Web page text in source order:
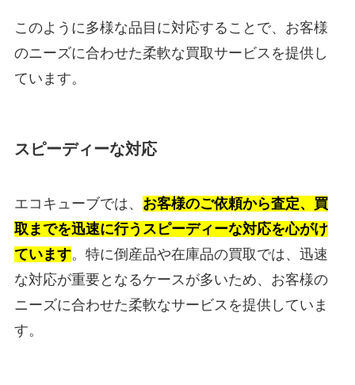
このように多様な品目に対応することで、お客様
のニーズに合わせた柔軟な買取サービスを提供し
ています。
スピーディーな対応
エコキューブでは、 お客様のご依頼から査定、買
取までを迅速に行うスピーディーな対応を心がけ
ています。特に倒産品や在庫品の買取では、迅速
な対応が重要となるケースが多いため、お客様の
ニーズに合わせた柔軟なサービスを提供していま
す。